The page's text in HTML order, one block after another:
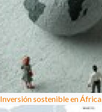
Inversión sostenible en África